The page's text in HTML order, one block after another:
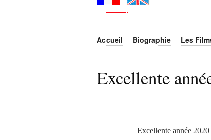
Accueil Biographie Les
Excellente
Excellente année